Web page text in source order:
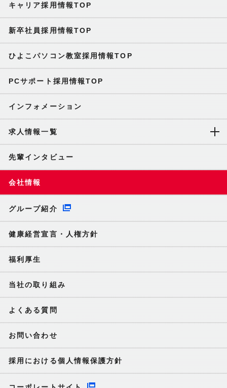
キャリア採用情報TOP
新卒社員採用情報TOP
ひよこパソコン教室採用情報TOP
PCサポート採用情報TOP
インフォメーション
求人情報一覧
先輩インタビュー
会社情報
グループ紹介
健康経営宣言・人権方針
福利厚生
当社の取り組み
よくある質問
お問い合わせ
採用における個人情報保護方針